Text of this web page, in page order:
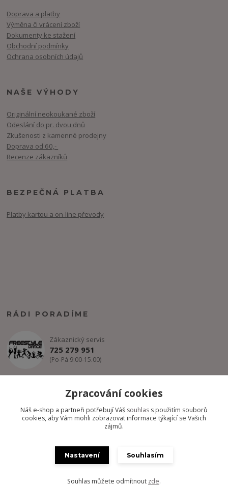
Doprava a platby
Výměna či vrácení zboží
Dokumenty ke stažení
Obchodní podmínky
Ochrana osobních údajů
NAŠE VÝHODY
Originální neokoukané zboží
Odeslání do pr. dvou dnů
Zkušenosti z kamenné prodejny
Doprava od 60,-
Recenze zákazníků
BEZPEČNÁ PLATBA
Platby kartou a on-line převody
RÁDI PORADÍME
Zákaznický servis
725 279 951
(Po-Pá 9:00-15.00)
Copyright @ FREESTYLE-DANCE.CZ 2012-2024 - Všechny práva
Zpracování cookies
Náš e-shop a partneři potřebují Váš souhlas s použitím souborů
cookies, aby Vám mohli zobrazovat informace týkající se Vašich
zájmů.
Nastavení Souhlasím
Souhlas můžete odmítnout zde.